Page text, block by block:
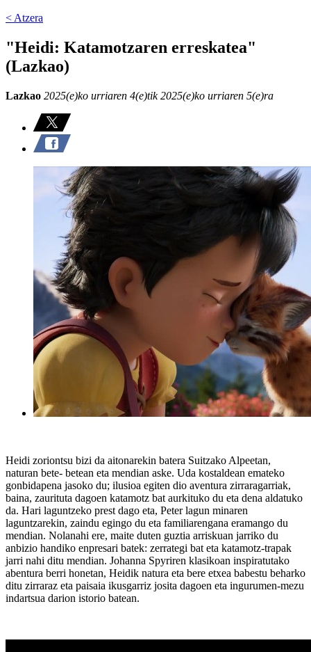
< Atzera
"Heidi: Katamotzaren erreskatea"
(Lazkao)
Lazkao 2025(e)ko urriaren 4(e)tik 2025(e)ko urriaren 5(e)ra
Heidi zoriontsu bizi da aitonarekin batera Suitzako Alpeetan,
naturan bete- betean eta mendian aske. Uda kostaldean emateko
gonbidapena jasoko du; ilusioa egiten dio aventura zirraragarriak,
baina, zaurituta dagoen katamotz bat aurkituko du eta dena aldatuko
da. Hari laguntzeko prest dago eta, Peter lagun minaren
laguntzarekin, zaindu egingo du eta familiarengana eramango du
mendian. Nolanahi ere, maite duten guztia arriskuan jarriko du
anbizio handiko enpresari batek: zerrategi bat eta katamotz-trapak
jarri nahi ditu mendian. Johanna Spyriren klasikoan inspiratutako
abentura berri honetan, Heidik natura eta bere etxea babestu beharko
ditu zirraraz eta paisaia ikusgarriz josita dagoen eta ingurumen-mezu
indartsua darion istorio batean.